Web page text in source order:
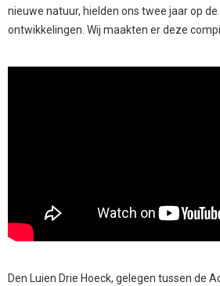
nieuwe natuur, hielden ons twee jaar op
ontwikkelingen. Wij maakten er deze
Den Luien Drie Hoeck, gelegen tussen de